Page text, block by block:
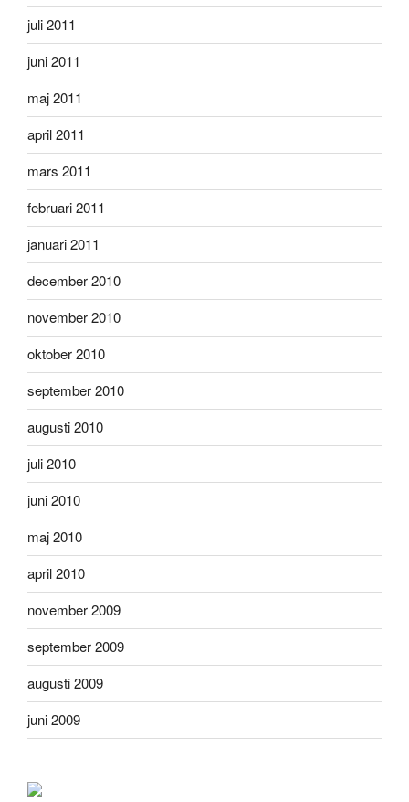
juli 2011
juni 2011
maj 2011
april 2011
mars 2011
februari 2011
januari 2011
december 2010
november 2010
oktober 2010
september 2010
augusti 2010
juli 2010
juni 2010
maj 2010
april 2010
november 2009
september 2009
augusti 2009
juni 2009